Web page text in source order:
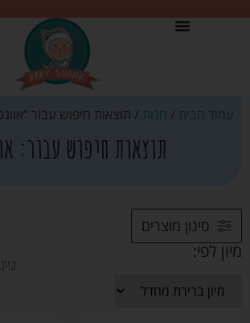
עמוד הבית / חנות / תוצאות חיפוש עבור
תוצאות חיפוש עבור:
סינון מוצרים
מיון לפי:
מציג